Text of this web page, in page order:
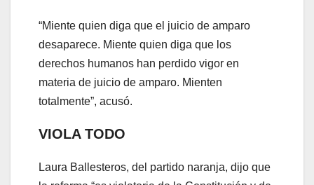
“Miente quien diga que el juicio de amparo
desaparece. Miente quien diga que los
derechos humanos han perdido vigor en
materia de juicio de amparo. Mienten
totalmente”, acusó.
VIOLA TODO
Laura Ballesteros, del partido naranja, dijo que